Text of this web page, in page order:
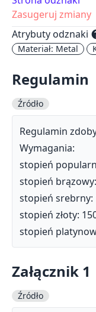
Zasugeruj zmiany
Atrybuty odznaki
Materiał: Metal
Regulamin
Źródło
Regulamin
Wymagania:
stopień
stopień
stopień srebrny:
stopień złoty:
stopień
Załącznik 1
Źródło